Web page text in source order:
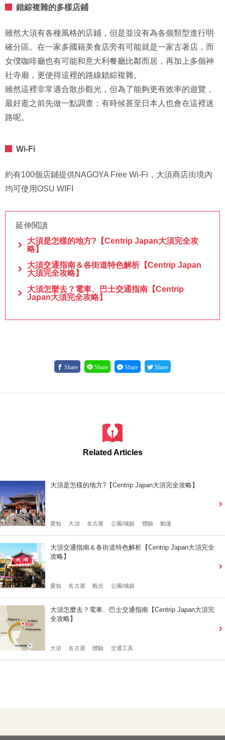
錯綜複雜的多樣店鋪
雖然大須有各種風格的店鋪，但是並沒有為各個類型進行明
確分區。在一家多國籍美食店旁有可能就是一家古著店，而
女僕咖啡廳也有可能和意大利餐廳比鄰而居，再加上多個神
社寺廟，更使得這裡的路線錯綜複雜。
雖然這裡非常適合散步觀光，但為了能夠更有效率的遊覽，
最好逛之前先做一點調查；有時候甚至日本人也會在這裡迷
路呢。
Wi-Fi
約有100個店鋪提供NAGOYA Free Wi-Fi，大須商店街境內
均可使用OSU WIFI
延伸閱讀
大須是怎樣的地方?【Centrip Japan大須完全攻
略】
大須交通指南＆各街道特色解析【Centrip Japan
大須完全攻略】
大須怎麼去？電車、巴士交通指南【Centrip
Japan大須完全攻略】
Share Share Share Share
Related Articles
大須是怎樣的地方?【Centrip Japan大須完全攻略】
愛知 大須 名古屋 公園/城鎮 體驗 動漫
大須交通指南＆各街道特色解析【Centrip Japan大須完全
攻略】
愛知 名古屋 觀光 公園/城鎮
大須怎麼去？電車、巴士交通指南【Centrip Japan大須完
全攻略】
大須 名古屋 體驗 交通工具